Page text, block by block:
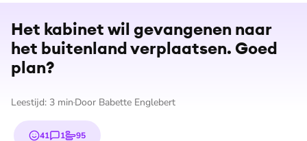
Het kabinet wil gevangenen naar
het buitenland verplaatsen. Goed
plan?
Leestijd: 3 min Door Babette Englebert
41 1 95